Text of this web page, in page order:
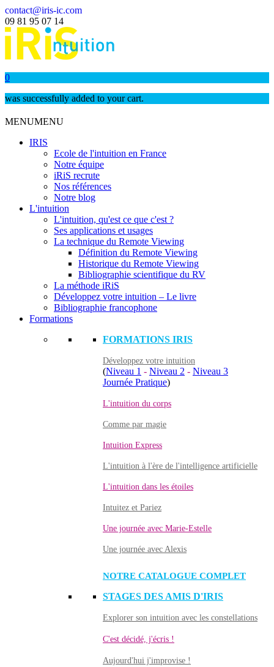
contact@iris-ic.com
09 81 95 07 14
0
was successfully added to your cart.
MENUMENU
IRIS
Ecole de l'intuition en France
Notre équipe
iRiS recrute
Nos références
Notre blog
L'intuition
L'intuition, qu'est ce que c'est ?
Ses applications et usages
La technique du Remote Viewing
Définition du Remote Viewing
Historique du Remote Viewing
Bibliographie scientifique du RV
La méthode iRiS
Développez votre intuition – Le livre
Bibliographie francophone
Formations
FORMATIONS IRIS
Développez votre intuition
(Niveau 1 - Niveau 2 - Niveau 3
Journée Pratique)
L'intuition du corps
Comme par magie
Intuition Express
L'intuition à l'ère de l'intelligence artificielle
L'intuition dans les étoiles
Intuitez et Pariez
Une journée avec Marie-Estelle
Une journée avec Alexis
NOTRE CATALOGUE COMPLET
STAGES DES AMIS D'IRIS
Explorer son intuition avec les constellations
C'est décidé, j'écris !
Aujourd'hui j'improvise !